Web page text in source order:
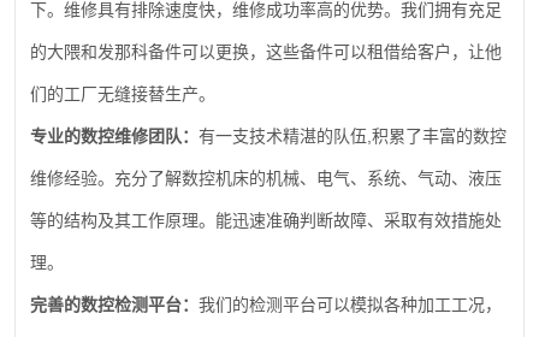
下。维修具有排除速度快，维修成功率高的优势。我们拥有充足
的大隈和发那科备件可以更换，这些备件可以租借给客户，让他
们的工厂无缝接替生产。
专业的数控维修团队： 有一支技术精湛的队伍 积累了丰富的数控
维修经验。充分了解数控机床的机械、电气、系统、气动、液压
等的结构及其工作原理。能迅速准确判断故障、采取有效措施处
理。
完善的数控检测平台： 我们的检测平台可以模拟各种加工工况，